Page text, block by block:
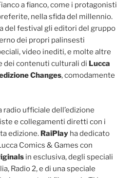
a fianco, come i protagonisti
nella sfida del millennio.
del festival gli editori del gruppo
dei propri palinsesti
video inediti, e molte altre
dei contenuti culturali di Lucca
Changes, comodamente
radio ufficiale dell’edizione
e collegamenti diretti con i
edizione. RaiPlay ha dedicato
Comics & Games con
in esclusiva, degli speciali
Radio 2, e di una speciale